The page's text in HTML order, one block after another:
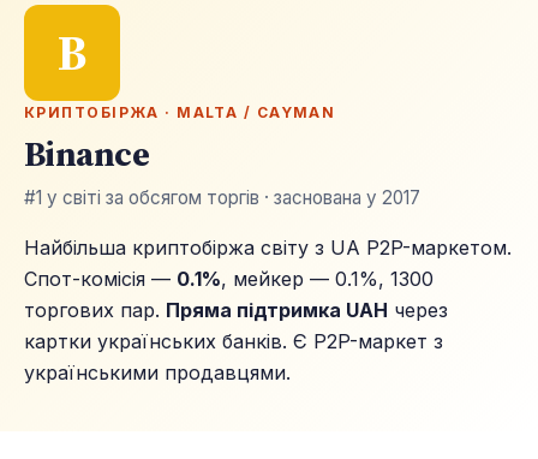
Усі 10 бірж →
B
КРИПТОБІРЖА · MALTA / CAYMAN
Binance
#1 у світі за обсягом торгів · заснована у 2017
Найбільша криптобіржа світу з UA P2P-маркетом.
Спот-комісія — 0.1%, мейкер — 0.1%, 1300
торгових пар. Пряма підтримка UAH через
картки українських банків. Є P2P-маркет з
українськими продавцями.